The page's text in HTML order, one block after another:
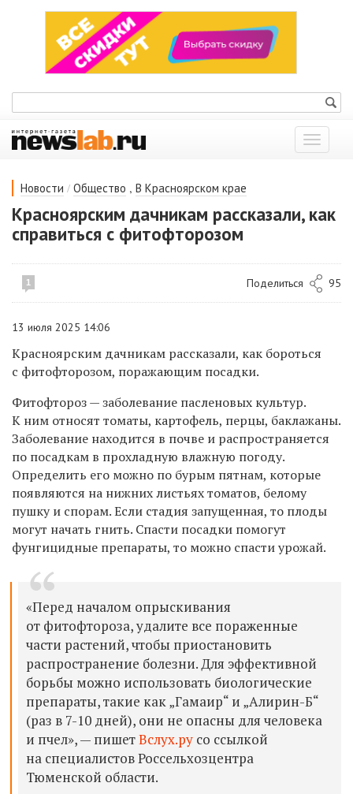
Показать
меню
Новости / Общество , В Красноярском крае
Красноярским дачникам рассказали, как
справиться с фитофторозом
1 Поделиться 95
13 июля 2025 14:06
Красноярским дачникам рассказали, как бороться
с фитофторозом, поражающим посадки.
Фитофтороз — заболевание пасленовых культур.
К ним относят томаты, картофель, перцы, баклажаны.
Заболевание находится в почве и распространяется
по посадкам в прохладную влажную погоду.
Определить его можно по бурым пятнам, которые
появляются на нижних листьях томатов, белому
пушку и спорам. Если стадия запущенная, то плоды
могут начать гнить. Спасти посадки помогут
фунгицидные препараты, то можно спасти урожай.
«Перед началом опрыскивания
от фитофтороза, удалите все пораженные
части растений, чтобы приостановить
распространение болезни. Для эффективной
борьбы можно использовать биологические
препараты, такие как „Гамаир“ и „Алирин-Б“
(раз в 7-10 дней), они не опасны для человека
и пчел», — пишетВслух.ру со ссылкой
на специалистов Россельхозцентра
Тюменской области.